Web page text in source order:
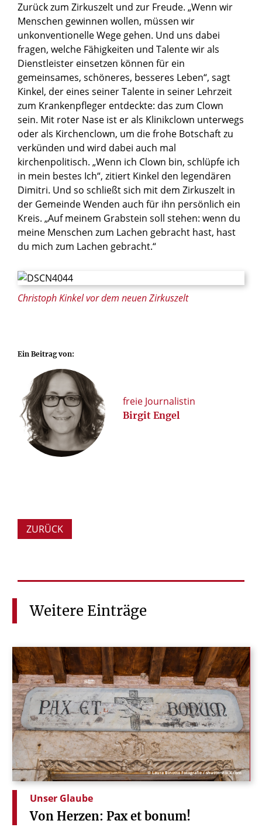
Christoph Kinkel vor dem neuen Zirkuszelt
Zurück zum Zirkuszelt und zur Freude. „Wenn wir
Menschen gewinnen wollen, müssen wir
unkonventionelle Wege gehen. Und uns dabei
fragen, welche Fähigkeiten und Talente wir als
Dienstleister einsetzen können für ein
gemeinsames, schöneres, besseres Leben“, sagt
Kinkel, der eines seiner Talente in seiner Lehrzeit
zum Krankenpfleger entdeckte: das zum Clown
sein. Mit roter Nase ist er als Klinikclown unterwegs
oder als Kirchenclown, um die frohe Botschaft zu
verkünden und wird dabei auch mal
kirchenpolitisch. „Wenn ich Clown bin, schlüpfe ich
in mein bestes Ich“, zitiert Kinkel den legendären
Dimitri. Und so schließt sich mit dem Zirkuszelt in
der Gemeinde Wenden auch für ihn persönlich ein
Kreis. „Auf meinem Grabstein soll stehen: wenn du
meine Menschen zum Lachen gebracht hast, hast
du mich zum Lachen gebracht.“
Ein Beitrag von:
freie Journalistin
Birgit Engel
ZURÜCK
Weitere Einträge
© Laura Binotto Fotografie / shutterstock.com
Unser Glaube
Von Herzen: Pax et bonum!